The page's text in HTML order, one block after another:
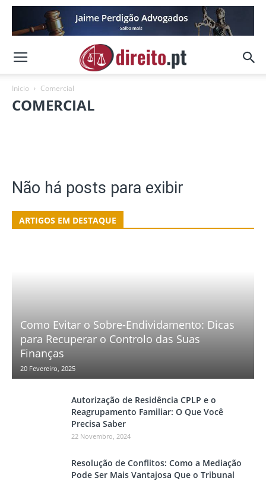
Inicio Comercial
COMERCIAL
Não há posts para exibir
ARTIGOS EM DESTAQUE
Como Evitar o Sobre-Endividamento: Dicas
para Recuperar o Controlo das Suas
Finanças
20 Fevereiro, 2025
Autorização de Residência CPLP e o
Reagrupamento Familiar: O Que Você
Precisa Saber
22 Novembro, 2024
Resolução de Conflitos: Como a Mediação
Pode Ser Mais Vantajosa Que o Tribunal